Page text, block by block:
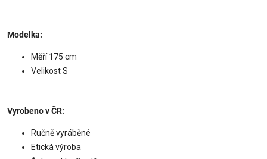
Modelka:
Měří 175 cm
Velikost S
Vyrobeno v ČR:
Ručně vyráběné
Etická výroba